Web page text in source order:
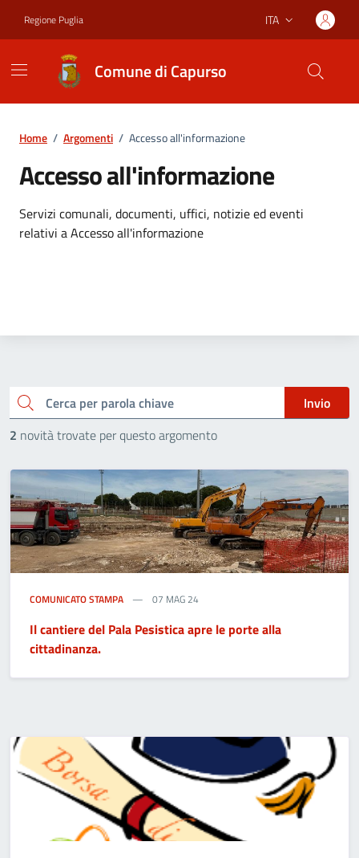
Regione Puglia Lingua attiva:
ITA
Comune di Capurso
Home / Argomenti / Accesso all'informazione
Accesso all'informazione
Dettagli dell'argomento
Servizi comunali, documenti, uffici, notizie ed eventi
relativi a Accesso all'informazione
Cerca
Invio
2 novità trovate per questo argomento
COMUNICATO STAMPA 07 MAG 24
Il cantiere del Pala Pesistica apre le porte alla
cittadinanza.